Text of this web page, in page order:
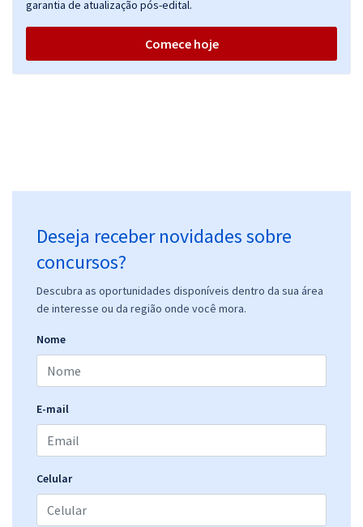
garantia de atualização pós-edital.
Comece hoje
Deseja receber novidades sobre
concursos?
Descubra as oportunidades disponíveis dentro da sua área
de interesse ou da região onde você mora.
Nome
E-mail
Celular